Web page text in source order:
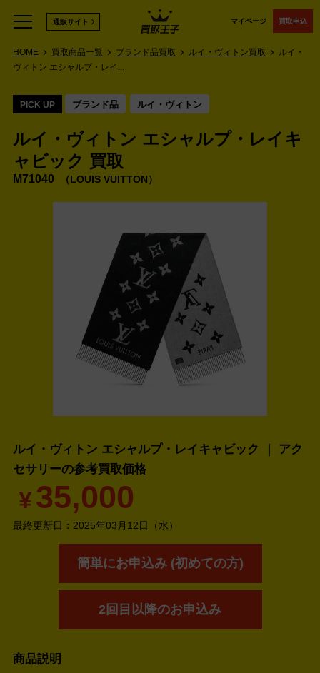
マイページ 買取申込
通販サイト
HOME 買取商品一覧 ブランド品買取 ルイ・ヴィトン買取
ルイ・
ヴィトン エシャルプ・レイ...
PICK UP ブランド品 ルイ・ヴィトン
ルイ・ヴィトン エシャルプ・レイキ
ャビック 買取
M71040 LOUIS VUITTON
ルイ・ヴィトン エシャルプ・レイキャビック ｜ アク
セサリーの参考買取価格
¥35,000
最終更新日： 2025年03月12日（水）
簡単にお申込み (初めての方)
2回目以降のお申込み
商品説明